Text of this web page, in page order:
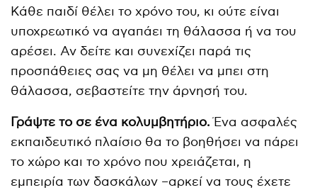
Κάθε παιδί θέλει το χρόνο του, κι ούτε είναι
υποχρεωτικό να αγαπάει τη θάλασσα ή να του
αρέσει. Αν δείτε και συνεχίζει παρά τις
προσπάθειες σας να μη θέλει να μπει στη
θάλασσα, σεβαστείτε την άρνησή του.
Γράψτε το σε ένα κολυμβητήριο.Ένα ασφαλές
εκπαιδευτικό πλαίσιο θα το βοηθήσει να πάρει
το χώρο και το χρόνο που χρειάζεται, η
εμπειρία των δασκάλων –αρκεί να τους έχετε